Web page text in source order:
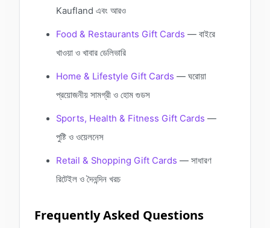
Kaufland এবং আরও
Food & Restaurants Gift Cards — বাইরে
খাওয়া ও খাবার ডেলিভারি
Home & Lifestyle Gift Cards — ঘরোয়া
প্রয়োজনীয় সামগ্রী ও হোম গুডস
Sports, Health & Fitness Gift Cards —
পুষ্টি ও ওয়েলনেস
Retail & Shopping Gift Cards — সাধারণ
রিটেইল ও দৈনন্দিন খরচ
Frequently Asked Questions